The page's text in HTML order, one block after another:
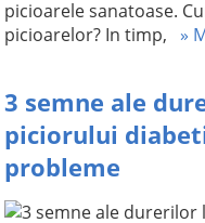
picioarele sanatoase.
picioarelor? In timp, »
3 semne ale
piciorului
probleme